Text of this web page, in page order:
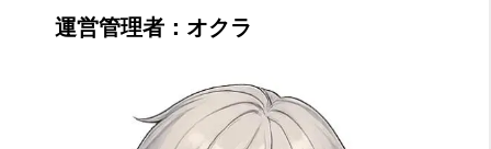
運営管理者：オクラ